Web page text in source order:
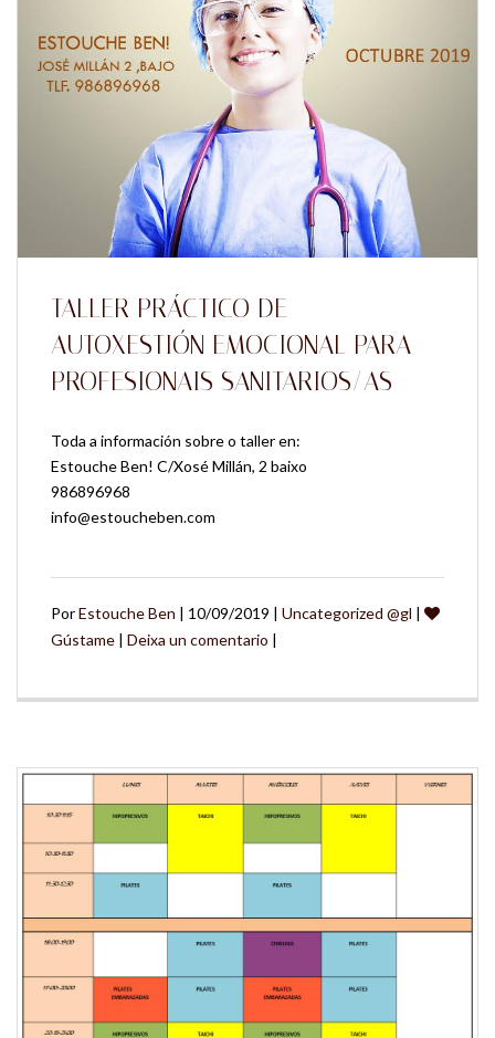
TALLER PRÁCTICO DE
AUTOXESTIÓN EMOCIONAL PARA
PROFESIONAIS SANITARIOS/AS
Toda a información sobre o taller en:
Estouche Ben! C/Xosé Millán, 2 baixo
986896968
info@estoucheben.com
PorEstouche Ben | 10/09/2019 | Uncategorized @gl |
Gústame | Deixa un comentario |